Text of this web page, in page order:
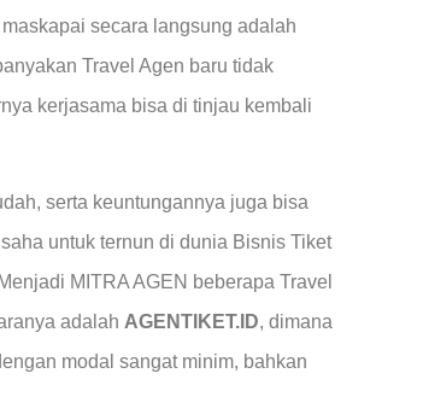
secara langsung adalah
Travel Agen baru tidak
kerjasama bisa di tinjau kembali
serta keuntungannya juga bisa
untuk ternun di dunia Bisnis Tiket
MITRA AGEN beberapa Travel
adalah AGENTIKET.ID, dimana
modal sangat minim, bahkan